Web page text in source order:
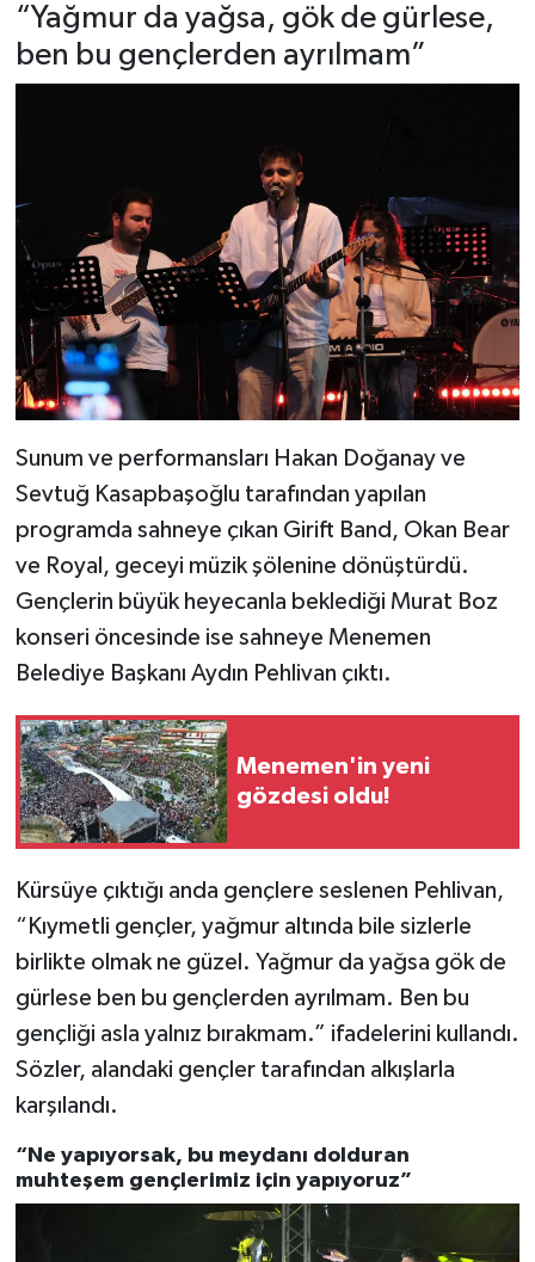
“Yağmur da yağsa, gök de gürlese,
ben bu gençlerden ayrılmam”
Sunum ve performansları Hakan Doğanay ve
Sevtuğ Kasapbaşoğlu tarafından yapılan
programda sahneye çıkan Girift Band, Okan Bear
ve Royal, geceyi müzik şölenine dönüştürdü.
Gençlerin büyük heyecanla beklediği Murat Boz
konseri öncesinde ise sahneye Menemen
Belediye Başkanı Aydın Pehlivan çıktı.
Menemen'in yeni
gözdesi oldu!
Kürsüye çıktığı anda gençlere seslenen Pehlivan,
“Kıymetli gençler, yağmur altında bile sizlerle
birlikte olmak ne güzel. Yağmur da yağsa gök de
gürlese ben bu gençlerden ayrılmam. Ben bu
gençliği asla yalnız bırakmam.” ifadelerini kullandı.
Sözler, alandaki gençler tarafından alkışlarla
karşılandı.
“Ne yapıyorsak, bu meydanı dolduran
muhteşem gençlerimiz için yapıyoruz”